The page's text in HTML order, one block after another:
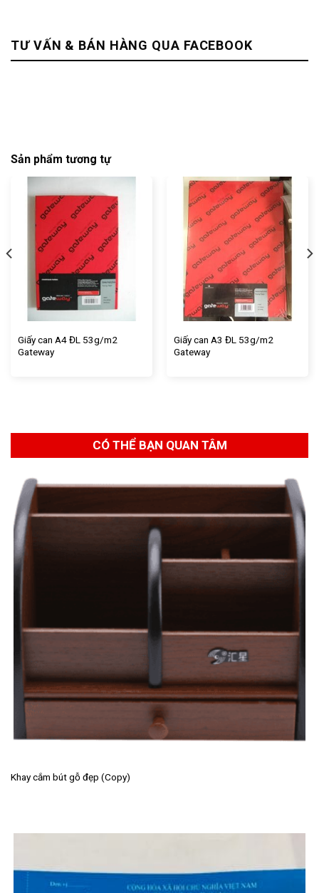
TƯ VẤN & BÁN HÀNG QUA FACEBOOK
Sản phẩm tương tự
Giấy can A4 ĐL 53g/m2
Gateway
Giấy can A3 ĐL 53g/m2
Gateway
CÓ THỂ BẠN QUAN TÂM
Khay cắm bút gỗ đẹp (Copy)